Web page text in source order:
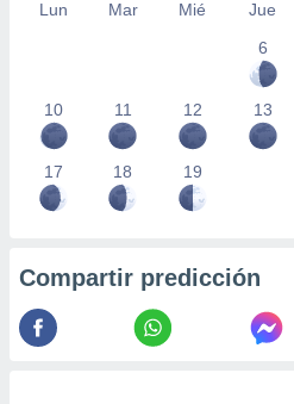
Lun Mar Mié Jue
6
10 11 12 13
17 18 19
Compartir predicción